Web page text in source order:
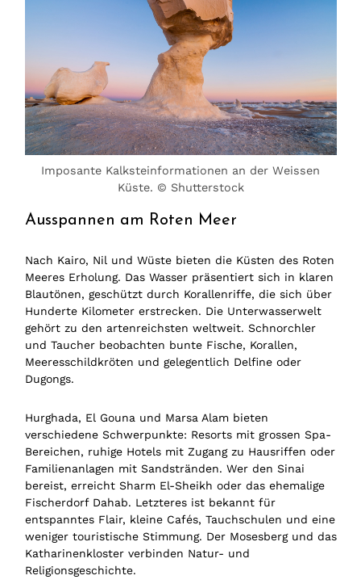
Imposante Kalksteinformationen an der Weissen
Küste. © Shutterstock
Ausspannen am Roten Meer
Nach Kairo, Nil und Wüste bieten die Küsten des Roten
Meeres Erholung. Das Wasser präsentiert sich in klaren
Blautönen, geschützt durch Korallenriffe, die sich über
Hunderte Kilometer erstrecken. Die Unterwasserwelt
gehört zu den artenreichsten weltweit. Schnorchler
und Taucher beobachten bunte Fische, Korallen,
Meeresschildkröten und gelegentlich Delfine oder
Dugongs.
Hurghada, El Gouna und Marsa Alam bieten
verschiedene Schwerpunkte: Resorts mit grossen Spa-
Bereichen, ruhige Hotels mit Zugang zu Hausriffen oder
Familienanlagen mit Sandstränden. Wer den Sinai
bereist, erreicht Sharm El-Sheikh oder das ehemalige
Fischerdorf Dahab. Letzteres ist bekannt für
entspanntes Flair, kleine Cafés, Tauchschulen und eine
weniger touristische Stimmung. Der Mosesberg und das
Katharinenkloster verbinden Natur- und
Religionsgeschichte.